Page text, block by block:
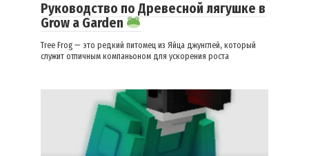
Руководство по Древесной лягушке в
Grow a Garden
Tree Frog — это редкий питомец из Яйца джунглей, который
служит отличным компаньоном для ускорения роста